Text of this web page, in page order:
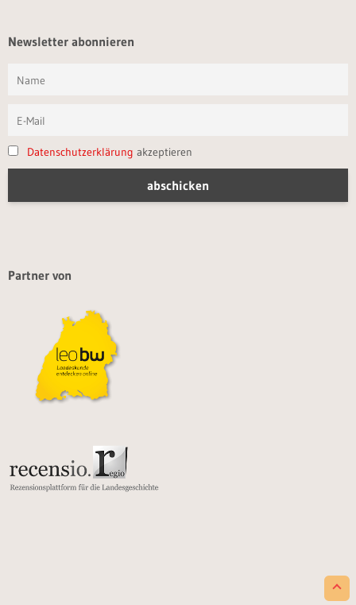
Newsletter abonnieren
Datenschutzerklärung akzeptieren
Partner von